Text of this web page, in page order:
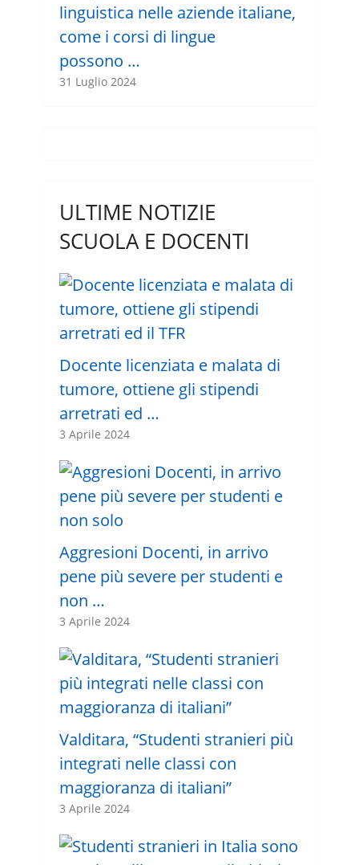
linguistica nelle aziende italiane,
come i corsi di lingue
possono …
31 Luglio 2024
ULTIME NOTIZIE
SCUOLA E DOCENTI
Docente licenziata e malata di
tumore, ottiene gli stipendi
arretrati ed …
3 Aprile 2024
Aggresioni Docenti, in arrivo
pene più severe per studenti e
non …
3 Aprile 2024
Valditara, “Studenti stranieri più
integrati nelle classi con
maggioranza di italiani”
3 Aprile 2024